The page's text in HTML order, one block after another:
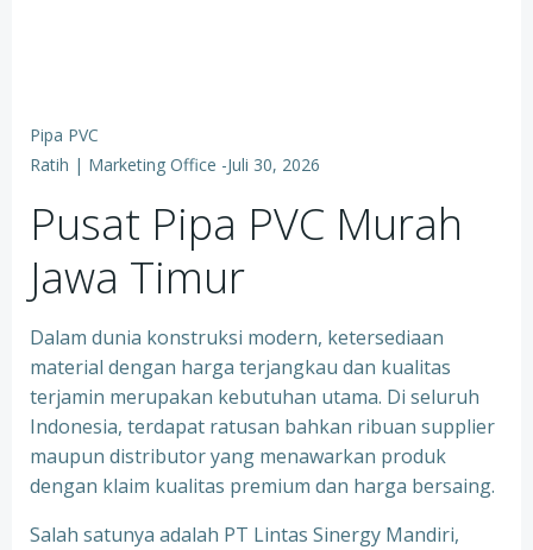
Pipa PVC
Ratih | Marketing Office -Juli 30, 2026
Pusat Pipa PVC Murah
Jawa Timur
Dalam dunia konstruksi modern, ketersediaan
material dengan harga terjangkau dan kualitas
terjamin merupakan kebutuhan utama. Di seluruh
Indonesia, terdapat ratusan bahkan ribuan supplier
maupun distributor yang menawarkan produk
dengan klaim kualitas premium dan harga bersaing.
Salah satunya adalah PT Lintas Sinergy Mandiri,